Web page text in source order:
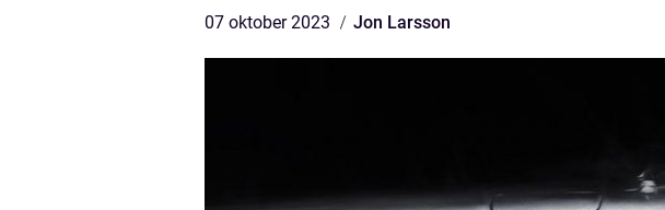
07 oktober 2023 Jon Larsson